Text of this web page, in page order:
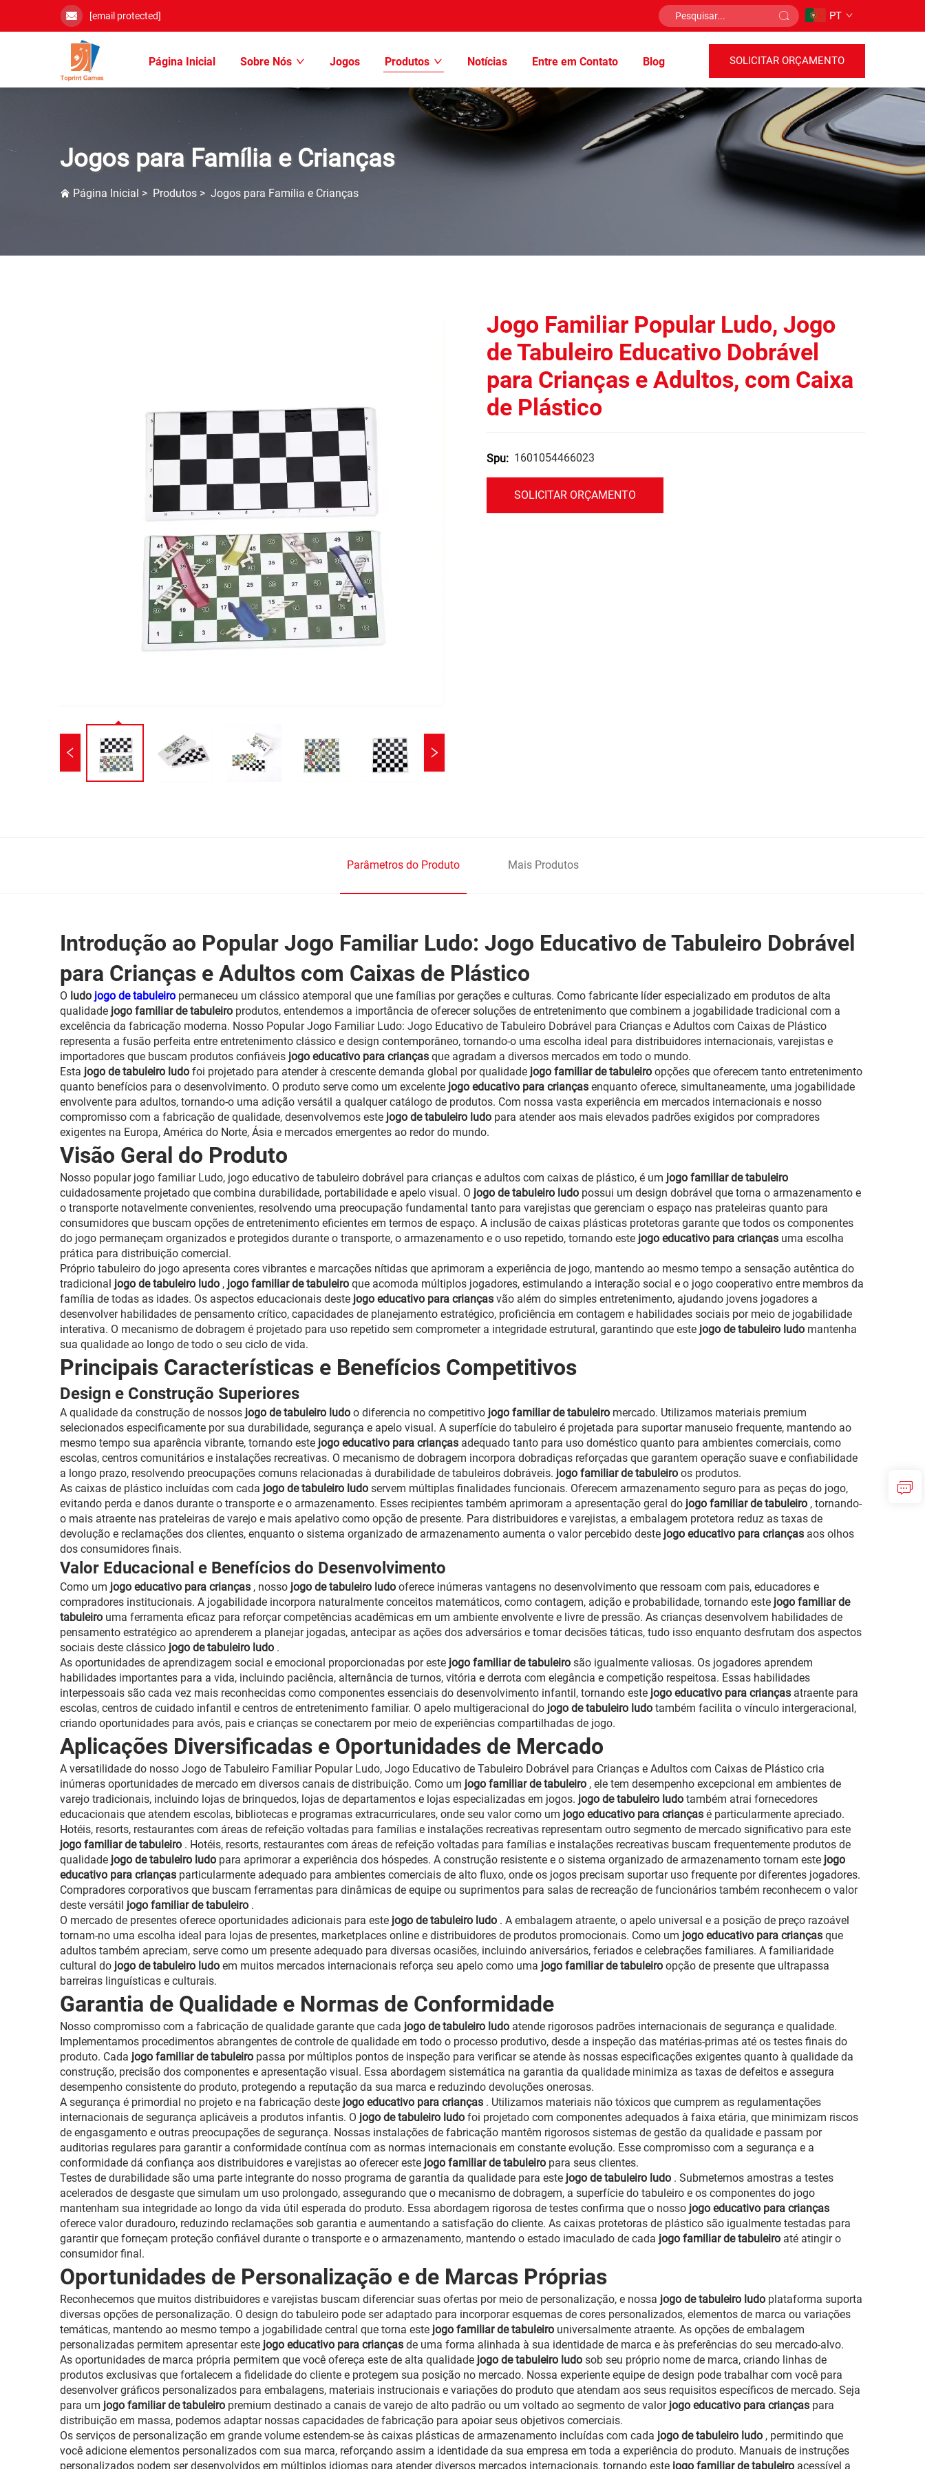
[email protected] PT
Página Inicial Sobre Nós Jogos Produtos Notícias Entre em Contato Blog SOLICITAR ORÇAMENTO
Jogos para Família e Crianças
Página Inicial > Produtos > Jogos para Família e Crianças
Jogo Familiar Popular Ludo, Jogo
de Tabuleiro Educativo Dobrável
para Crianças e Adultos, com Caixa
de Plástico
Spu: 1601054466023
SOLICITAR ORÇAMENTO
Parâmetros do Produto Mais Produtos
Introdução ao Popular Jogo Familiar Ludo: Jogo Educativo de Tabuleiro Dobrável
para Crianças e Adultos com Caixas de Plástico
O ludo jogo de tabuleiro permaneceu um clássico atemporal que une famílias por gerações e culturas. Como fabricante líder especializado em produtos de alta
qualidade jogo familiar de tabuleiro produtos, entendemos a importância de oferecer soluções de entretenimento que combinem a jogabilidade tradicional com a
excelência da fabricação moderna. Nosso Popular Jogo Familiar Ludo: Jogo Educativo de Tabuleiro Dobrável para Crianças e Adultos com Caixas de Plástico
representa a fusão perfeita entre entretenimento clássico e design contemporâneo, tornando-o uma escolha ideal para distribuidores internacionais, varejistas e
importadores que buscam produtos confiáveis jogo educativo para crianças que agradam a diversos mercados em todo o mundo.
Esta jogo de tabuleiro ludo foi projetado para atender à crescente demanda global por qualidade jogo familiar de tabuleiro opções que oferecem tanto entretenimento
quanto benefícios para o desenvolvimento. O produto serve como um excelente jogo educativo para crianças enquanto oferece, simultaneamente, uma jogabilidade
envolvente para adultos, tornando-o uma adição versátil a qualquer catálogo de produtos. Com nossa vasta experiência em mercados internacionais e nosso
compromisso com a fabricação de qualidade, desenvolvemos este jogo de tabuleiro ludo para atender aos mais elevados padrões exigidos por compradores
exigentes na Europa, América do Norte, Ásia e mercados emergentes ao redor do mundo.
Visão Geral do Produto
Nosso popular jogo familiar Ludo, jogo educativo de tabuleiro dobrável para crianças e adultos com caixas de plástico, é um jogo familiar de tabuleiro
cuidadosamente projetado que combina durabilidade, portabilidade e apelo visual. O jogo de tabuleiro ludo possui um design dobrável que torna o armazenamento e
o transporte notavelmente convenientes, resolvendo uma preocupação fundamental tanto para varejistas que gerenciam o espaço nas prateleiras quanto para
consumidores que buscam opções de entretenimento eficientes em termos de espaço. A inclusão de caixas plásticas protetoras garante que todos os componentes
do jogo permaneçam organizados e protegidos durante o transporte, o armazenamento e o uso repetido, tornando este jogo educativo para crianças uma escolha
prática para distribuição comercial.
Próprio tabuleiro do jogo apresenta cores vibrantes e marcações nítidas que aprimoram a experiência de jogo, mantendo ao mesmo tempo a sensação autêntica do
tradicional jogo de tabuleiro ludo , jogo familiar de tabuleiro que acomoda múltiplos jogadores, estimulando a interação social e o jogo cooperativo entre membros da
família de todas as idades. Os aspectos educacionais deste jogo educativo para crianças vão além do simples entretenimento, ajudando jovens jogadores a
desenvolver habilidades de pensamento crítico, capacidades de planejamento estratégico, proficiência em contagem e habilidades sociais por meio de jogabilidade
interativa. O mecanismo de dobragem é projetado para uso repetido sem comprometer a integridade estrutural, garantindo que este jogo de tabuleiro ludo mantenha
sua qualidade ao longo de todo o seu ciclo de vida.
Principais Características e Benefícios Competitivos
Design e Construção Superiores
A qualidade da construção de nossos jogo de tabuleiro ludo o diferencia no competitivo jogo familiar de tabuleiro mercado. Utilizamos materiais premium
selecionados especificamente por sua durabilidade, segurança e apelo visual. A superfície do tabuleiro é projetada para suportar manuseio frequente, mantendo ao
mesmo tempo sua aparência vibrante, tornando este jogo educativo para crianças adequado tanto para uso doméstico quanto para ambientes comerciais, como
escolas, centros comunitários e instalações recreativas. O mecanismo de dobragem incorpora dobradiças reforçadas que garantem operação suave e confiabilidade
a longo prazo, resolvendo preocupações comuns relacionadas à durabilidade de tabuleiros dobráveis. jogo familiar de tabuleiro os produtos.
As caixas de plástico incluídas com cada jogo de tabuleiro ludo servem múltiplas finalidades funcionais. Oferecem armazenamento seguro para as peças do jogo,
evitando perda e danos durante o transporte e o armazenamento. Esses recipientes também aprimoram a apresentação geral do jogo familiar de tabuleiro , tornando-
o mais atraente nas prateleiras de varejo e mais apelativo como opção de presente. Para distribuidores e varejistas, a embalagem protetora reduz as taxas de
devolução e reclamações dos clientes, enquanto o sistema organizado de armazenamento aumenta o valor percebido deste jogo educativo para crianças aos olhos
dos consumidores finais.
Valor Educacional e Benefícios do Desenvolvimento
Como um jogo educativo para crianças , nosso jogo de tabuleiro ludo oferece inúmeras vantagens no desenvolvimento que ressoam com pais, educadores e
compradores institucionais. A jogabilidade incorpora naturalmente conceitos matemáticos, como contagem, adição e probabilidade, tornando este jogo familiar de
tabuleiro uma ferramenta eficaz para reforçar competências acadêmicas em um ambiente envolvente e livre de pressão. As crianças desenvolvem habilidades de
pensamento estratégico ao aprenderem a planejar jogadas, antecipar as ações dos adversários e tomar decisões táticas, tudo isso enquanto desfrutam dos aspectos
sociais deste clássico jogo de tabuleiro ludo .
As oportunidades de aprendizagem social e emocional proporcionadas por este jogo familiar de tabuleiro são igualmente valiosas. Os jogadores aprendem
habilidades importantes para a vida, incluindo paciência, alternância de turnos, vitória e derrota com elegância e competição respeitosa. Essas habilidades
interpessoais são cada vez mais reconhecidas como componentes essenciais do desenvolvimento infantil, tornando este jogo educativo para crianças atraente para
escolas, centros de cuidado infantil e centros de entretenimento familiar. O apelo multigeracional do jogo de tabuleiro ludo também facilita o vínculo intergeracional,
criando oportunidades para avós, pais e crianças se conectarem por meio de experiências compartilhadas de jogo.
Aplicações Diversificadas e Oportunidades de Mercado
A versatilidade do nosso Jogo de Tabuleiro Familiar Popular Ludo, Jogo Educativo de Tabuleiro Dobrável para Crianças e Adultos com Caixas de Plástico cria
inúmeras oportunidades de mercado em diversos canais de distribuição. Como um jogo familiar de tabuleiro , ele tem desempenho excepcional em ambientes de
varejo tradicionais, incluindo lojas de brinquedos, lojas de departamentos e lojas especializadas em jogos. jogo de tabuleiro ludo também atrai fornecedores
educacionais que atendem escolas, bibliotecas e programas extracurriculares, onde seu valor como um jogo educativo para crianças é particularmente apreciado.
Hotéis, resorts, restaurantes com áreas de refeição voltadas para famílias e instalações recreativas representam outro segmento de mercado significativo para este
jogo familiar de tabuleiro . Hotéis, resorts, restaurantes com áreas de refeição voltadas para famílias e instalações recreativas buscam frequentemente produtos de
qualidade jogo de tabuleiro ludo para aprimorar a experiência dos hóspedes. A construção resistente e o sistema organizado de armazenamento tornam este jogo
educativo para crianças particularmente adequado para ambientes comerciais de alto fluxo, onde os jogos precisam suportar uso frequente por diferentes jogadores.
Compradores corporativos que buscam ferramentas para dinâmicas de equipe ou suprimentos para salas de recreação de funcionários também reconhecem o valor
deste versátil jogo familiar de tabuleiro .
O mercado de presentes oferece oportunidades adicionais para este jogo de tabuleiro ludo . A embalagem atraente, o apelo universal e a posição de preço razoável
tornam-no uma escolha ideal para lojas de presentes, marketplaces online e distribuidores de produtos promocionais. Como um jogo educativo para crianças que
adultos também apreciam, serve como um presente adequado para diversas ocasiões, incluindo aniversários, feriados e celebrações familiares. A familiaridade
cultural do jogo de tabuleiro ludo em muitos mercados internacionais reforça seu apelo como uma jogo familiar de tabuleiro opção de presente que ultrapassa
barreiras linguísticas e culturais.
Garantia de Qualidade e Normas de Conformidade
Nosso compromisso com a fabricação de qualidade garante que cada jogo de tabuleiro ludo atende rigorosos padrões internacionais de segurança e qualidade.
Implementamos procedimentos abrangentes de controle de qualidade em todo o processo produtivo, desde a inspeção das matérias-primas até os testes finais do
produto. Cada jogo familiar de tabuleiro passa por múltiplos pontos de inspeção para verificar se atende às nossas especificações exigentes quanto à qualidade da
construção, precisão dos componentes e apresentação visual. Essa abordagem sistemática na garantia da qualidade minimiza as taxas de defeitos e assegura
desempenho consistente do produto, protegendo a reputação da sua marca e reduzindo devoluções onerosas.
A segurança é primordial no projeto e na fabricação deste jogo educativo para crianças . Utilizamos materiais não tóxicos que cumprem as regulamentações
internacionais de segurança aplicáveis a produtos infantis. O jogo de tabuleiro ludo foi projetado com componentes adequados à faixa etária, que minimizam riscos
de engasgamento e outras preocupações de segurança. Nossas instalações de fabricação mantêm rigorosos sistemas de gestão da qualidade e passam por
auditorias regulares para garantir a conformidade contínua com as normas internacionais em constante evolução. Esse compromisso com a segurança e a
conformidade dá confiança aos distribuidores e varejistas ao oferecer este jogo familiar de tabuleiro para seus clientes.
Testes de durabilidade são uma parte integrante do nosso programa de garantia da qualidade para este jogo de tabuleiro ludo . Submetemos amostras a testes
acelerados de desgaste que simulam um uso prolongado, assegurando que o mecanismo de dobragem, a superfície do tabuleiro e os componentes do jogo
mantenham sua integridade ao longo da vida útil esperada do produto. Essa abordagem rigorosa de testes confirma que o nosso jogo educativo para crianças
oferece valor duradouro, reduzindo reclamações sob garantia e aumentando a satisfação do cliente. As caixas protetoras de plástico são igualmente testadas para
garantir que forneçam proteção confiável durante o transporte e o armazenamento, mantendo o estado imaculado de cada jogo familiar de tabuleiro até atingir o
consumidor final.
Oportunidades de Personalização e de Marcas Próprias
Reconhecemos que muitos distribuidores e varejistas buscam diferenciar suas ofertas por meio de personalização, e nossa jogo de tabuleiro ludo plataforma suporta
diversas opções de personalização. O design do tabuleiro pode ser adaptado para incorporar esquemas de cores personalizados, elementos de marca ou variações
temáticas, mantendo ao mesmo tempo a jogabilidade central que torna este jogo familiar de tabuleiro universalmente atraente. As opções de embalagem
personalizadas permitem apresentar este jogo educativo para crianças de uma forma alinhada à sua identidade de marca e às preferências do seu mercado-alvo.
As oportunidades de marca própria permitem que você ofereça este de alta qualidade jogo de tabuleiro ludo sob seu próprio nome de marca, criando linhas de
produtos exclusivas que fortalecem a fidelidade do cliente e protegem sua posição no mercado. Nossa experiente equipe de design pode trabalhar com você para
desenvolver gráficos personalizados para embalagens, materiais instrucionais e variações do produto que atendam aos seus requisitos específicos de mercado. Seja
para um jogo familiar de tabuleiro premium destinado a canais de varejo de alto padrão ou um voltado ao segmento de valor jogo educativo para crianças para
distribuição em massa, podemos adaptar nossas capacidades de fabricação para apoiar seus objetivos comerciais.
Os serviços de personalização em grande volume estendem-se às caixas plásticas de armazenamento incluídas com cada jogo de tabuleiro ludo , permitindo que
você adicione elementos personalizados com sua marca, reforçando assim a identidade da sua empresa em toda a experiência do produto. Manuais de instruções
personalizados podem ser desenvolvidos em múltiplos idiomas para atender diversos mercados internacionais, tornando este jogo familiar de tabuleiro acessível a